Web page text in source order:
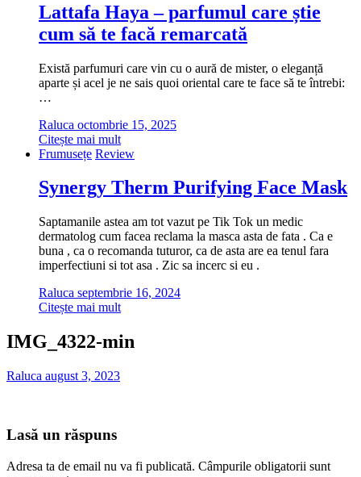
Lattafa Haya – parfumul care știe
cum să te facă remarcată
Există parfumuri care vin cu o aură de mister, o eleganță
aparte și acel je ne sais quoi oriental care te face să te întrebi:
…
Raluca octombrie 15, 2025
Citește mai mult
Frumusețe Review
Synergy Therm Purifying Face Mask
Saptamanile astea am tot vazut pe Tik Tok un medic
dermatolog cum facea reclama la masca asta de fata . Ca e
buna , ca o recomanda tuturor, ca de asta are ea tenul fara
imperfectiuni si tot asa . Zic sa incerc si eu .
Raluca septembrie 16, 2024
Citește mai mult
IMG_4322-min
Raluca august 3, 2023
Lasă un răspuns
Adresa ta de email nu va fi publicată. Câmpurile obligatorii sunt